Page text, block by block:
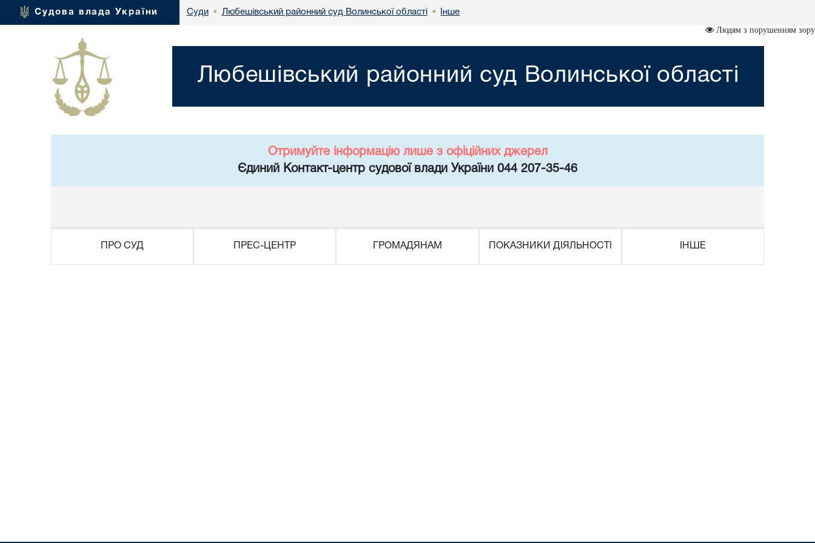
Судова влада України Суди • Любешівський районний суд Волинської області • Інше
Людям з порушенням зору
Любешівський районний суд Волинської області
Отримуйте інформацію лише з офіційних джерел
Єдиний Контакт-центр судової влади України 044 207-35-46
ПРО СУД ПРЕС-ЦЕНТР ГРОМАДЯНАМ ПОКАЗНИКИ ДІЯЛЬНОСТІ ІНШЕ